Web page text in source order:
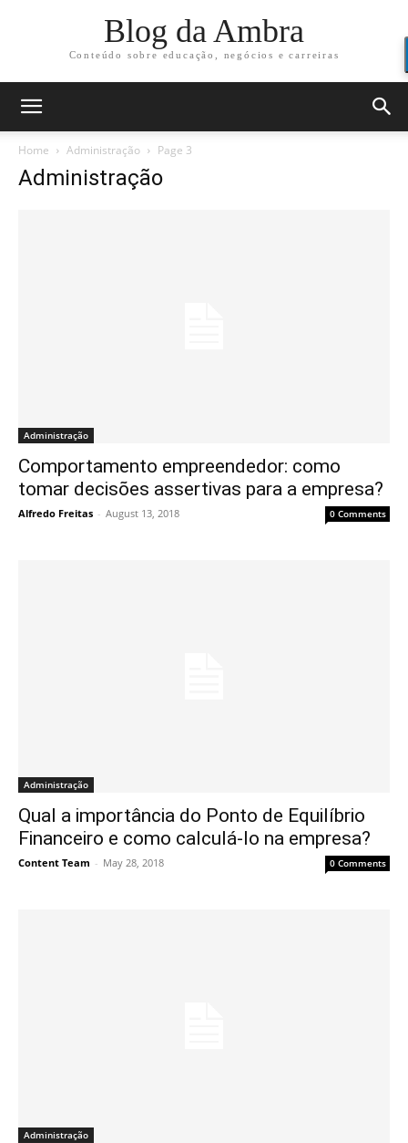
Blog da Ambra
Conteúdo sobre educação, negócios e carreiras
Home Administração Page 3
Administração
Administração
Comportamento empreendedor: como
tomar decisões assertivas para a empresa?
Alfredo Freitas - August 13, 2018 0 Comments
Administração
Qual a importância do Ponto de Equilíbrio
Financeiro e como calculá-lo na empresa?
Content Team - May 28, 2018 0 Comments
Administração